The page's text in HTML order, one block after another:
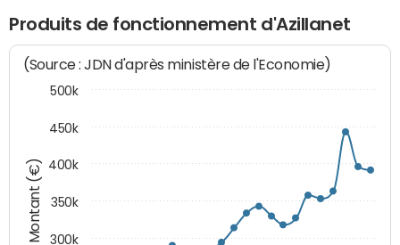
Produits de fonctionnement d'Azillanet
Montant (€)
(Source : JDN d'après ministère de l'Economie)
300k
350k
400k
450k
500k